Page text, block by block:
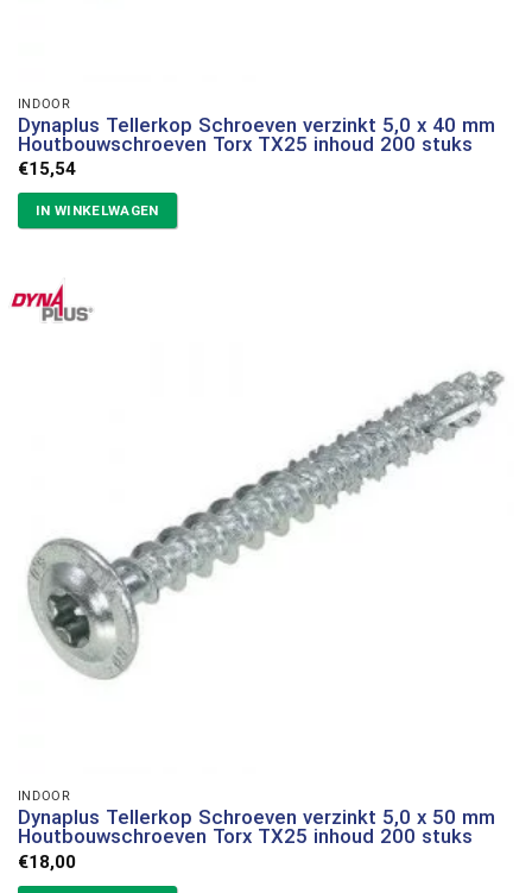
INDOOR
Dynaplus Tellerkop Schroeven verzinkt 5,0 x 40 mm
Houtbouwschroeven Torx TX25 inhoud 200 stuks
€15,54
IN WINKELWAGEN
INDOOR
Dynaplus Tellerkop Schroeven verzinkt 5,0 x 50 mm
Houtbouwschroeven Torx TX25 inhoud 200 stuks
€18,00